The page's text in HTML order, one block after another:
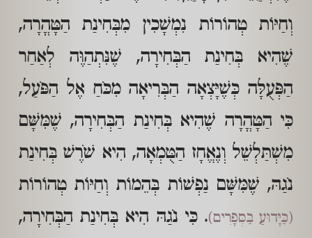
וְחַיּוֹת טְהוֹרוֹת נִמְשָׁכִין מִבְּחִינַת הַטָּהֳרָה,
שֶׁהִיא בְּחִינַת הַבְּחִירָה, שֶׁנִּתְהַוֶּה לְאַחַר
הַפְּעֻלָּה כְּשֶׁיָּצְאָה הַבְּרִיאָה מִכֹּחַ אֶל הַפֹּעַל,
כִּי הַטָּהֳרָה שֶׁהִיא בְּחִינַת הַבְּחִירָה, שֶׁמִּשָּׁם
מִשְׁתַּלְשֵׁל וְנֶאֱחָז הַטֻּמְאָה, הִיא שֹׁרֶשׁ בְּחִינַת
נֹגַהּ, שֶׁמִּשָּׁם נַפְשׁוֹת בְּהֵמוֹת וְחַיּוֹת טְהוֹרוֹת
(כַּיָּדוּעַ בַּסְּפָרִים). כִּי נֹגַהּ הִיא בְּחִינַת הַבְּחִירָה,